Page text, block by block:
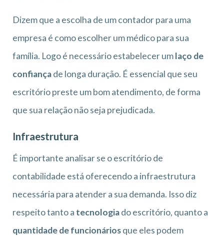
Dizem que a escolha de um contador para uma
empresa é como escolher um médico para sua
família. Logo é necessário estabelecer umlaço de
confiançade longa duração. É essencial que seu
escritório preste um bom atendimento, de forma
que sua relação não seja prejudicada.
Infraestrutura
É importante analisar se o escritório de
contabilidade está oferecendo a infraestrutura
necessária para atender a sua demanda. Isso diz
respeito tanto a tecnologiado escritório, quanto a
quantidade de funcionáriosque eles podem